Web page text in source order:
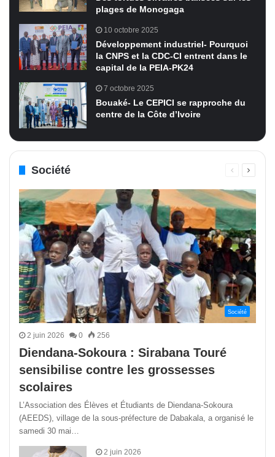
plages de Monogaga
10 octobre 2025
Développement industriel- Pourquoi
la CNPS et la CDC-CI entrent dans le
capital de la PEIA-PK24
7 octobre 2025
Bouaké- Le CEPICI se rapproche du
centre de la Côte d’Ivoire
Société
PagePage
Société
2 juin 2026 0 256
Diendana-Sokoura : Sirabana Touré
sensibilise contre les grossesses
scolaires
L’Association des Élèves et Étudiants de Diendana-Sokoura
(AEEDS), village de la sous-préfecture de Dabakala, a organisé le
samedi 30 mai…
2 juin 2026